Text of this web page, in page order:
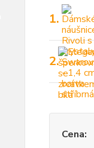
1.
2.
Cena: